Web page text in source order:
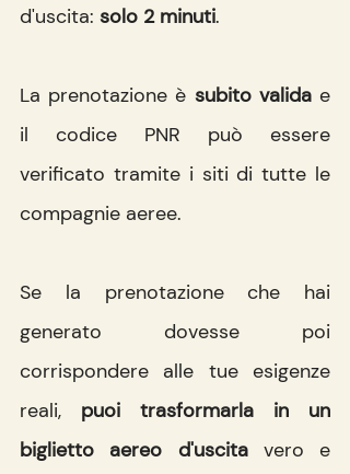
d'uscita: solo 2 minuti.
La prenotazione è subito valida e
il codice PNR può essere
verificato tramite i siti di tutte le
compagnie aeree.
Se la prenotazione che hai
generato dovesse poi
corrispondere alle tue esigenze
reali, puoi trasformarla in un
biglietto aereo d'uscita vero e